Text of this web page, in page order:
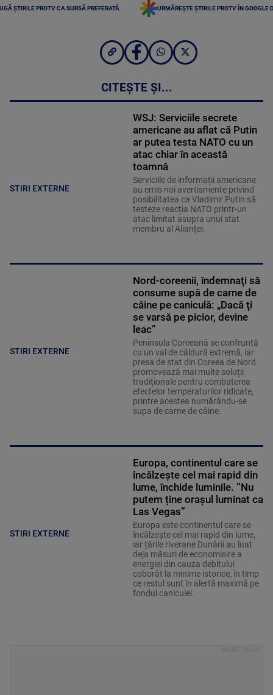
ȘTIRILE PROTV CA SURSĂ PREFERATĂ URMĂREȘTE ȘTIRILE PROTV ÎN GOOGLE
CITEȘTE ȘI...
STIRI EXTERNE
WSJ: Serviciile secrete
americane au aflat că Putin
ar putea testa NATO cu un
atac chiar în această
toamnă
Serviciile de informații americane
au emis noi avertismente privind
posibilitatea ca Vladimir Putin să
testeze reacția NATO printr-un
atac limitat asupra unui stat
membru al Alianței.
STIRI EXTERNE
Nord-coreenii, îndemnaţi să
consume supă de carne de
câine pe caniculă: „Dacă ţi
se varsă pe picior, devine
leac”
Peninsula Coreeană se confruntă
cu un val de căldură extremă, iar
presa de stat din Coreea de Nord
promovează mai multe soluții
tradiționale pentru combaterea
efectelor temperaturilor ridicate,
printre acestea numărându-se
supa de carne de câine.
STIRI EXTERNE
Europa, continentul care se
încălzește cel mai rapid din
lume, închide luminile. ”Nu
putem ține orașul luminat ca
Las Vegas”
Europa este continentul care se
încălzește cel mai rapid din lume,
iar țările riverane Dunării au luat
deja măsuri de economisire a
energiei din cauza debitului
coborât la minime istorice, în timp
ce restul sunt în alertă maximă pe
fondul caniculei.